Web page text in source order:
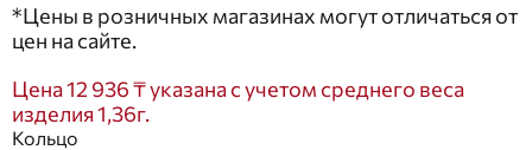
*Цены в розничных магазинах могут отличаться от
цен на сайте.
Цена 12 936 ₸ указана с учетом среднего веса
изделия 1,36г.
Кольцо